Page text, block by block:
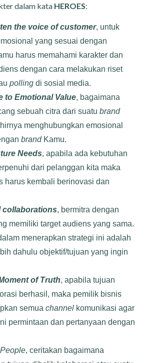
dalam kata HEROES:
the voice of customer, untuk
yang sesuai dengan
harus memahami karakter dan
dengan cara melakukan riset
polling di sosial media.
to Emotional Value, bagaimana
sebuah citra dari suatu brand
menghubungkan emosional
brand Kamu.
Needs, apabila ada kebutuhan
dari pelanggan kita maka
harus kembali berinovasi dan
collaborations, bermitra dengan
memiliki target audiens yang sama.
menerapkan strategi ini adalah
dahulu objektif/tujuan yang ingin
of Truth, apabila tujuan
berhasil, maka pemilik bisnis
semua channel komunikasi agar
permintaan dan pertanyaan dengan
, ceritakan bagaimana